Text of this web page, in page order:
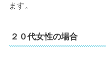
ます。
２０代女性の場合